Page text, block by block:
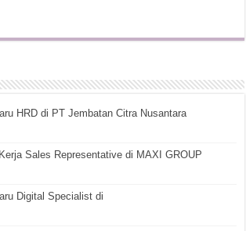
HRD di PT Jembatan Citra Nusantara
Sales Representative di MAXI GROUP
Digital Specialist di